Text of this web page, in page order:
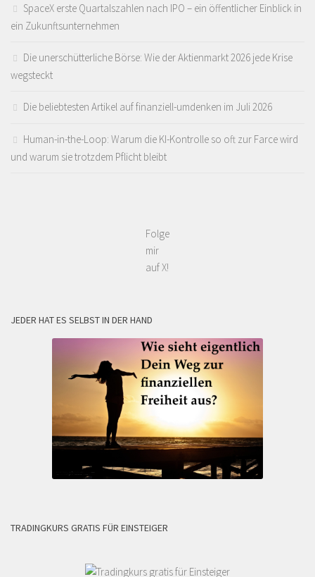
SpaceX erste Quartalszahlen nach IPO – ein öffentlicher Einblick in
ein Zukunftsunternehmen
Die unerschütterliche Börse: Wie der Aktienmarkt 2026 jede Krise
wegsteckt
Die beliebtesten Artikel auf finanziell-umdenken im Juli 2026
Human-in-the-Loop: Warum die KI-Kontrolle so oft zur Farce wird
und warum sie trotzdem Pflicht bleibt
Folge
mir
auf X!
JEDER HAT ES SELBST IN DER HAND
TRADINGKURS GRATIS FÜR EINSTEIGER